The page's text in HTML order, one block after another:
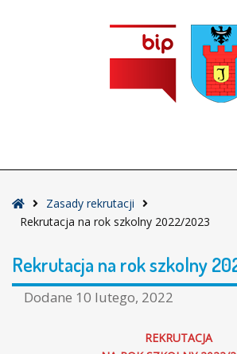
Strona
główna
Zasady rekrutacji
Rekrutacja na rok szkolny 2022/2023
Rekrutacja na rok szkolny
Dodane 10 lutego, 2022
REKRUTACJA